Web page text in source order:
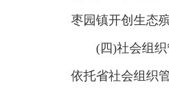
枣园镇开创生态
(四)社会组
依托省社会组织